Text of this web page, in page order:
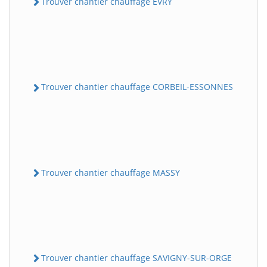
Trouver chantier chauffage CORBEIL-ESSONNES
Trouver chantier chauffage MASSY
Trouver chantier chauffage SAVIGNY-SUR-ORGE